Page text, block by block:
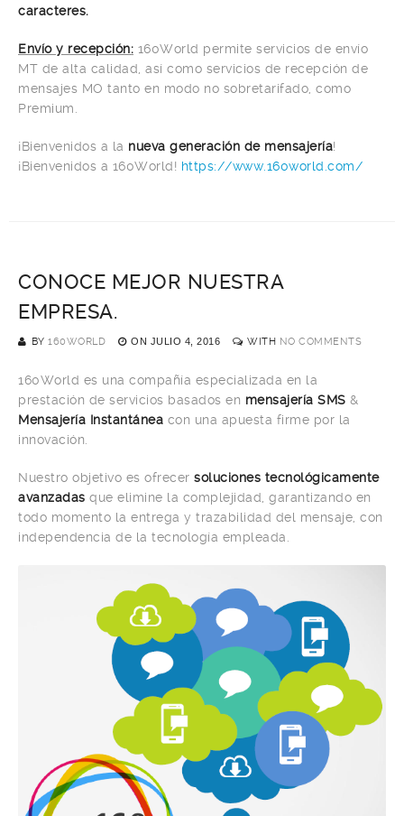
caracteres.
Envío y recepción: 160World permite servicios de envío
MT de alta calidad, así como servicios de recepción de
mensajes MO tanto en modo no sobretarifado, como
Premium.
¡Bienvenidos a la nueva generación de mensajería!
¡Bienvenidos a 160World! https://www.160world.com/
CONOCE MEJOR NUESTRA
EMPRESA.
BY 160WORLD ON JULIO 4, 2016 WITH NO COMMENTS
160World es una compañía especializada en la
prestación de servicios basados en mensajería SMS &
Mensajería Instantánea con una apuesta firme por la
innovación.
Nuestro objetivo es ofrecer soluciones tecnológicamente
avanzadas que elimine la complejidad, garantizando en
todo momento la entrega y trazabilidad del mensaje, con
independencia de la tecnología empleada.